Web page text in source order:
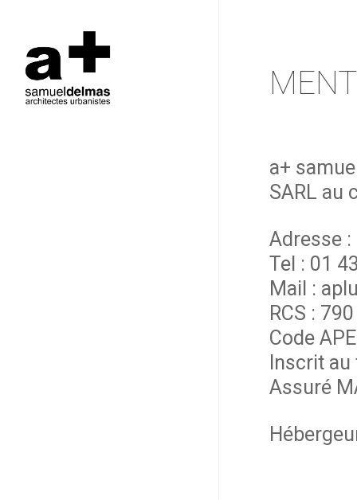
content
a+
SARL au
Adresse
Tel : 01
Mail :
RCS :
Code
Inscrit
Assuré